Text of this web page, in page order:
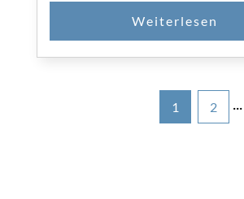
1 2 ···